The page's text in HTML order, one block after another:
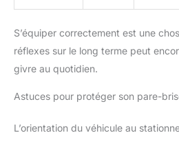
S’équiper correctement est une
réflexes sur le long terme peut
givre au quotidien.
Astuces pour protéger son pare-
L’orientation du véhicule au